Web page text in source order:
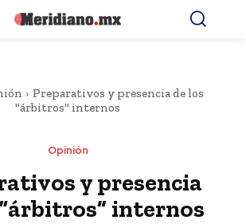
Preparativos y presencia de los
"árbitros" internos
Opinión
y presencia
internos